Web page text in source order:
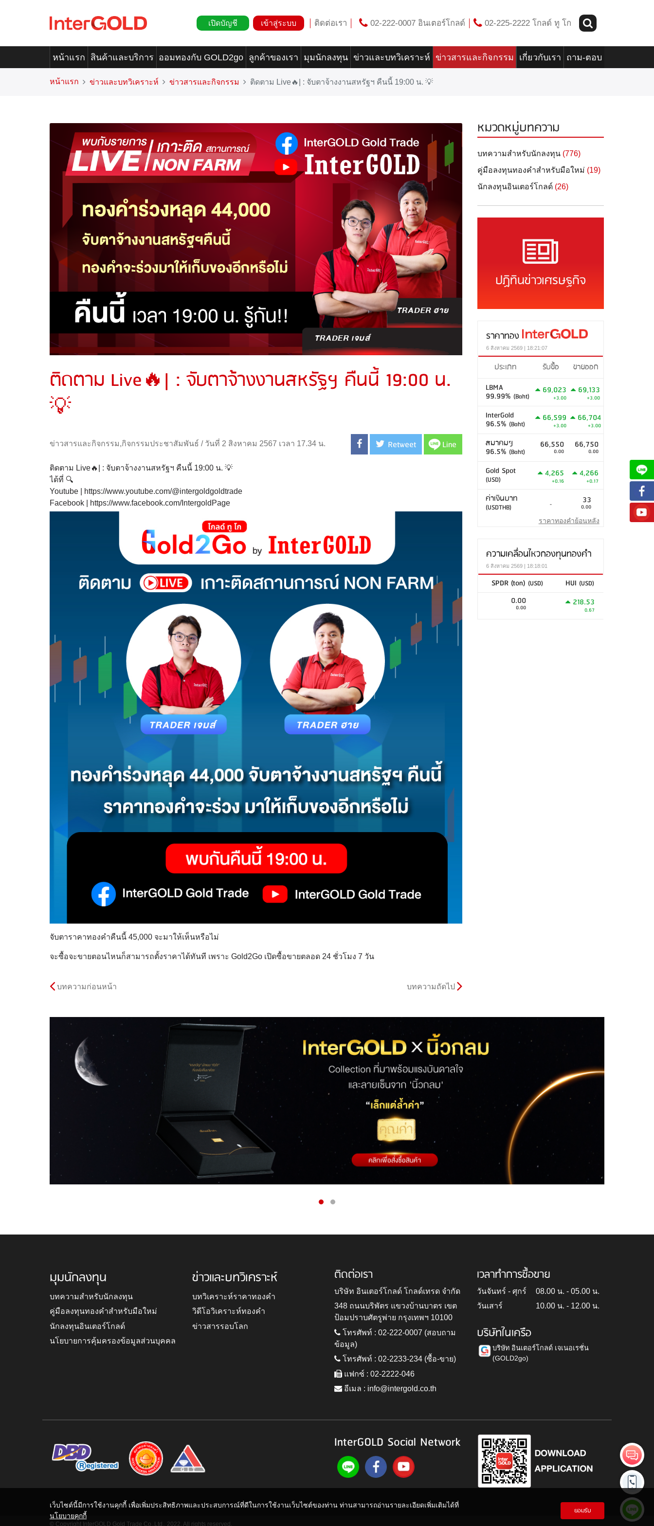
เปิดบัญชี เข้าสู่ระบบ ติดต่อเรา 02-222-0007 อินเตอร์โกลด์ 02-225-2222 โกลด์ ทู โก
หน้าแรก สินค้าและบริการ ออมทองกับ GOLD2go ลูกค้าของเรา มุมนักลงทุน ข่าวและบทวิเคราะห์ ข่าวสารและกิจกรรม เกี่ยวกับเรา ถาม-ตอบ
หน้าแรก ข่าวและบทวิเคราะห์ ข่าวสารและกิจกรรม ติดตาม Live🔥| : จับตาจ้างงานสหรัฐฯ คืนนี้ 19:00 น. 💡
ติดตาม Live🔥| : จับตาจ้างงานสหรัฐฯ คืนนี้ 19:00 น.
💡
ข่าวสารและกิจกรรม,กิจกรรมประชาสัมพันธ์ / วันที่ 2 สิงหาคม 2567 เวลา 17.34 น. Retweet Line
ติดตาม Live🔥| : จับตาจ้างงานสหรัฐฯ คืนนี้ 19:00 น. 💡
ได้ที่ 🔍
Youtube | https://www.youtube.com/@intergoldgoldtrade
Facebook | https://www.facebook.com/IntergoldPage
จับตาราคาทองคำคืนนี้ 45,000 จะมาให้เห็นหรือไม่
จะซื้อจะขายตอนไหนก็สามารถตั้งราคาได้ทันที เพราะ Gold2Go เปิดซื้อขายตลอด 24 ชั่วโมง 7 วัน
บทความก่อนหน้า บทความถัดไป
หมวดหมู่บทความ
บทความสำหรับนักลงทุน (776)
คู่มือลงทุนทองคำสำหรับมือใหม่ (19)
นักลงทุนอินเตอร์โกลด์ (26)
ปฏิทินข่าวเศรษฐกิจ
ราคาทอง
6 สิงหาคม 2569 | 18:21:07
ประเภท รับซื้อ
ขายออก
LBMA
99.99% (Baht)
69,023
+3.00
69,133
+3.00
InterGold
96.5% (Baht)
66,599
+3.00
66,704
+3.00
สมาคมฯ
96.5% (Baht)
66,550
0.00
66,750
0.00
Gold Spot
(USD)
4,265
+0.16
4,266
+0.17
ค่าเงินบาท
(USDTHB) - 33
0.00
ราคาทองคำย้อนหลัง
ความเคลื่อนไหวกองทุนทองคำ
6 สิงหาคม 2569 | 18:18:01
SPDR (ton) (USD) HUI (USD)
0.00
0.00 218.53
0.67
มุมนักลงทุน
บทความสำหรับนักลงทุน
คู่มือลงทุนทองคำสำหรับมือใหม่
นักลงทุนอินเตอร์โกลด์
นโยบายการคุ้มครองข้อมูลส่วนบุคคล
ข่าวและบทวิเคราะห์
บทวิเคราะห์ราคาทองคำ
วิดีโอวิเคราะห์ทองคำ
ข่าวสารรอบโลก
ติดต่อเรา
บริษัท อินเตอร์โกลด์ โกลด์เทรด จำกัด
348 ถนนบริพัตร แขวงบ้านบาตร เขต
ป้อมปราบศัตรูพ่าย กรุงเทพฯ 10100
โทรศัพท์ : 02-222-0007 (สอบถาม
ข้อมูล)
โทรศัพท์ : 02-2233-234 (ซื้อ-ขาย)
แฟกซ์ : 02-2222-046
อีเมล : info@intergold.co.th
เวลาทำการซื้อขาย
วันจันทร์ - ศุกร์
08.00 น. - 05.00 น.
วันเสาร์
10.00 น. - 12.00 น.
บริษัทในเครือ
บริษัท อินเตอร์โกลด์ เจเนอเรชั่น
(GOLD2go)
InterGOLD Social Network
© Copyright InterGOLD Gold Trade Co.,Ltd., 2022. All rights reserved.
เว็บไซต์นี้มีการใช้งานคุกกี้ เพื่อเพิ่มประสิทธิภาพและประสบการณ์ที่ดีในการใช้งานเว็บไซต์ของท่าน ท่านสามารถอ่านรายละเอียดเพิ่มเติมได้ที่
นโยบายคุกกี้
ยอมรับ